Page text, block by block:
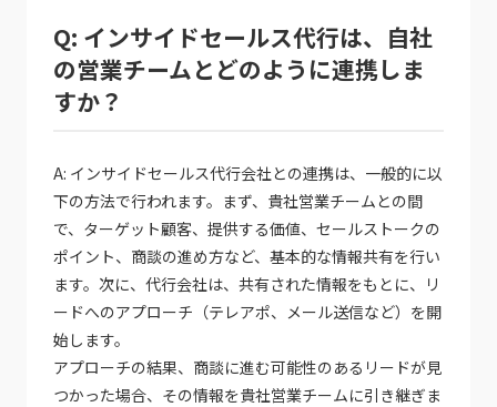
Q: インサイドセールス代行は、自社
の営業チームとどのように連携しま
すか？
A: インサイドセールス代行会社との連携は、一般的に以
下の方法で行われます。まず、貴社営業チームとの間
で、ターゲット顧客、提供する価値、セールストークの
ポイント、商談の進め方など、基本的な情報共有を行い
ます。次に、代行会社は、共有された情報をもとに、リ
ードへのアプローチ（テレアポ、メール送信など）を開
始します。
アプローチの結果、商談に進む可能性のあるリードが見
つかった場合、その情報を貴社営業チームに引き継ぎま